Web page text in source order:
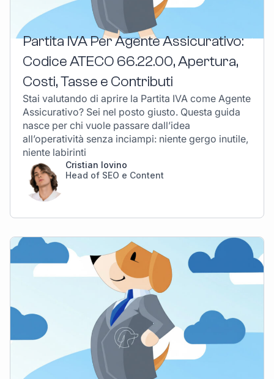
Partita IVA Per Agente Assicurativo:
Codice ATECO 66.22.00, Apertura,
Costi, Tasse e Contributi
Stai valutando di aprire la Partita IVA come Agente
Assicurativo? Sei nel posto giusto. Questa guida
nasce per chi vuole passare dall’idea
all’operatività senza inciampi: niente gergo inutile,
niente labirinti
Cristian Iovino
Head of SEO e Content